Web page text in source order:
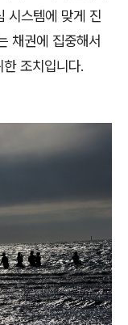
시스템에 맞게 진
채권에 집중해서
조치입니다.